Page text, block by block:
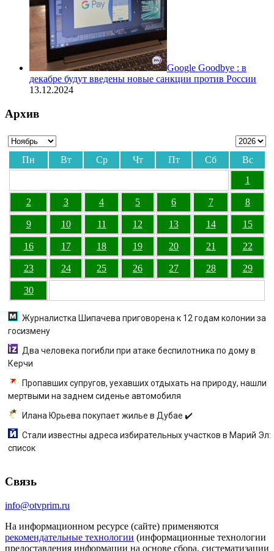
Google Goodbye : в
декабре будут введены новые санкции против России
13.12.2024
Архив
Пн Вт Ср Чт Пт Сб
Вс
1
2 3 4 5 6 7 8
9 10 11 12 13 14 15
16 17 18 19 20 21 22
23 24 25 26 27 28 29
30
Журналистка Шипачева приговорена к 12 годам колонии за
госизмену
Два человека погибли при атаке беспилотника по дому в
Керчи
Пропавших супругов, уехавших отдыхать на природу, нашли
мертвыми на заднем сиденье автомобиля
Илана Юрьева покупает жилье в Дубае ✔️
Стали известны адреса избирательных участков в Марий Эл:
список
Связь
info@otvprim.ru
На информационном ресурсе (сайте) применяются
рекомендательные технологии (информационные технологии
предоставления информации на основе сбора, систематизации